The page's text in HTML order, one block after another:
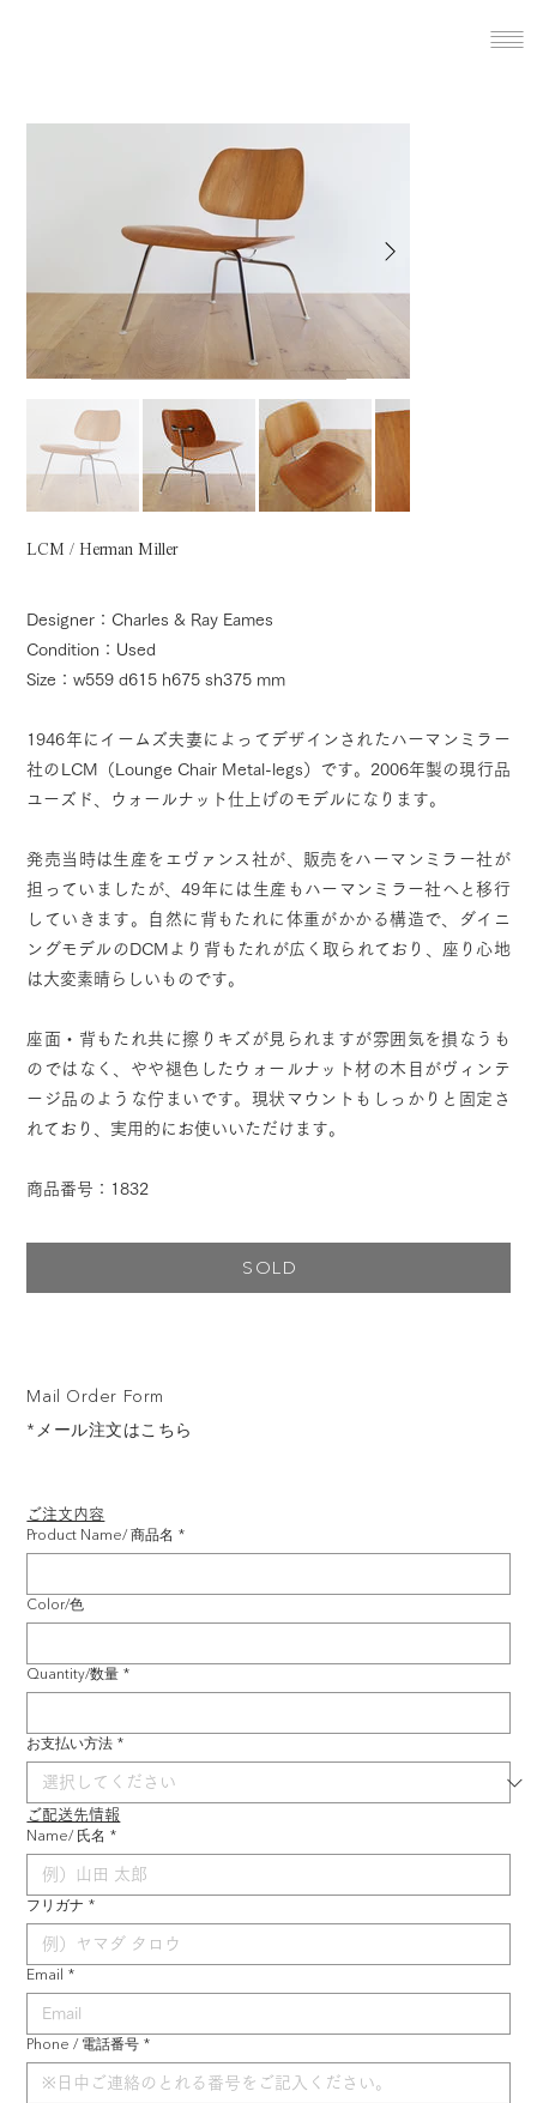
ご注文内容
Product Name/ 商品名 *
Color/色
Quantity/数量 *
お支払い方法 *
ご配送先情報
Name/ 氏名 *
フリガナ *
Email *
Phone / 電話番号 *
Mail Order Form
*メール注文はこちら
LCM / Herman Miller
Designer：Charles & Ray Eames
Condition：Used
Size：w559 d615 h675 sh375 mm
1946年にイームズ夫妻によってデザインされたハーマンミラー
社のLCM（Lounge Chair Metal-legs）です。2006年製の現行品
ユーズド、ウォールナット仕上げのモデルになります。
発売当時は生産をエヴァンス社が、販売をハーマンミラー社が
担っていましたが、49年には生産もハーマンミラー社へと移行
していきます。自然に背もたれに体重がかかる構造で、ダイニ
ングモデルのDCMより背もたれが広く取られており、座り心地
は大変素晴らしいものです。
座面・背もたれ共に擦りキズが見られますが雰囲気を損なうも
のではなく、やや褪色したウォールナット材の木目がヴィンテ
ージ品のような佇まいです。現状マウントもしっかりと固定さ
れており、実用的にお使いいただけます。
商品番号：1832
SOLD